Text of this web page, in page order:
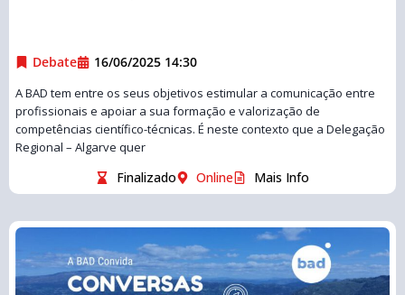
Debate 16/06/2025 14:30
A BAD tem entre os seus objetivos estimular a comunicação entre
profissionais e apoiar a sua formação e valorização de
competências científico-técnicas. É neste contexto que a Delegação
Regional – Algarve quer
Finalizado Online Mais Info